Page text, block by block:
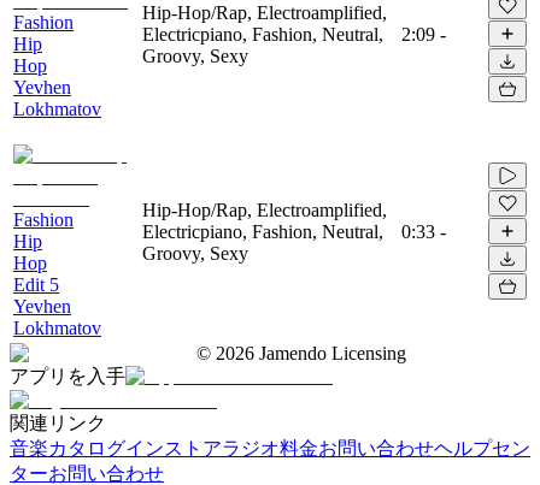
Fashion
Hip
Hop
Yevhen
Lokhmatov
Hip-Hop/Rap, Electroamplified,
Electricpiano, Fashion, Neutral,
Groovy, Sexy
2:09 -
Fashion
Hip
Hop
Edit 5
Yevhen
Lokhmatov
Hip-Hop/Rap, Electroamplified,
Electricpiano, Fashion, Neutral,
Groovy, Sexy
0:33 -
© 2026 Jamendo Licensing
アプリを入手
関連リンク
音楽カタログインストアラジオ料金お問い合わせヘルプセン
ターお問い合わせ